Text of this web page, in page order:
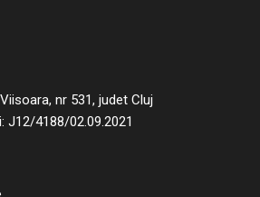
nr 531, judet Cluj
J12/4188/02.09.2021